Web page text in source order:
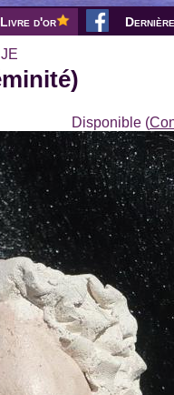
Livre d'or
Disponible (